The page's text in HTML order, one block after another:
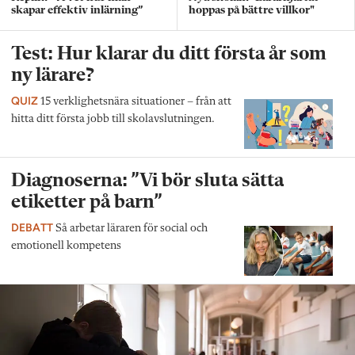
skapar effektiv inlärning”
hoppas på bättre villkor"
Test: Hur klarar du ditt första år som
ny lärare?
QUIZ 15 verklighetsnära situationer – från att
hitta ditt första jobb till skolavslutningen.
Diagnoserna: ”Vi bör sluta sätta
etiketter på barn”
DEBATT Så arbetar läraren för social och
emotionell kompetens